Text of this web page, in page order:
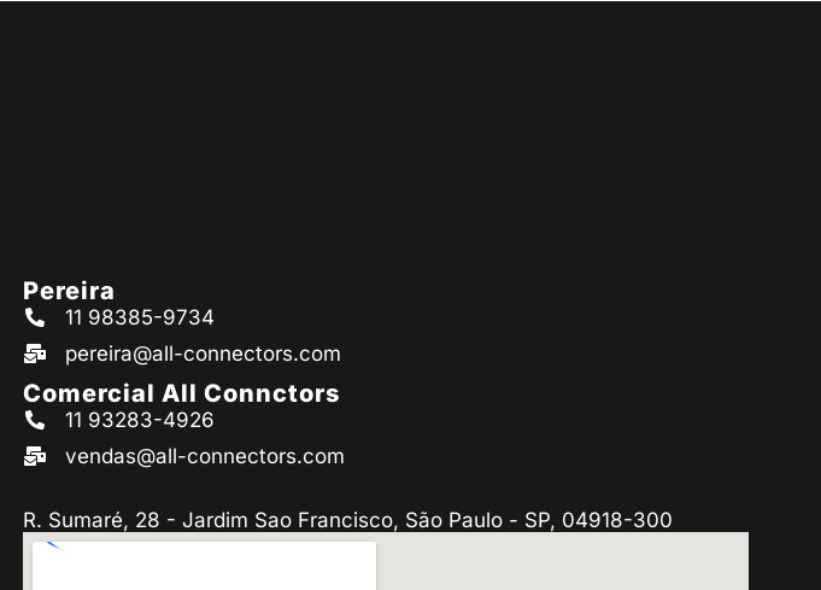
Pereira
11 98385-9734
pereira@all-connectors.com
Comercial All Connctors
11 93283-4926
vendas@all-connectors.com
R. Sumaré, 28 - Jardim Sao Francisco, São Paulo - SP, 04918-300